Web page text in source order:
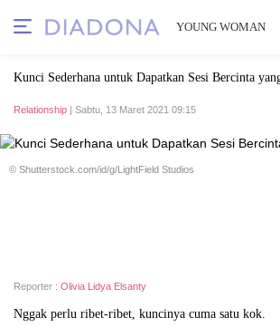
YOUNG WOMAN
Kunci Sederhana untuk Dapatkan Sesi Bercinta
Relationship | Sabtu, 13 Maret 2021 09:15
© Shutterstock.com/id/g/LightField Studios
Reporter : Olivia Lidya Elsanty
Nggak perlu ribet-ribet, kuncinya cuma satu kok.